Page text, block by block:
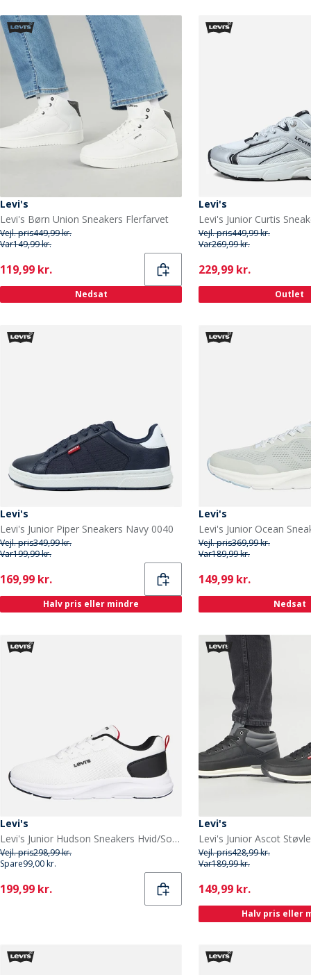
Levi's
Levi's Børn Union Sneakers Flerfarvet
Vejl. pris449,99 kr.
Var149,99 kr.
Current
119,99 kr.
Nedsat
Levi's
Vejl. pris449,99 kr.
Var269,99 kr.
Current
229,99 kr.
Outlet
Levi's
Levi's Junior Piper Sneakers Navy 0040
Vejl. pris349,99 kr.
Var199,99 kr.
Current
169,99 kr.
Halv pris eller mindre
Levi's
Vejl. pris369,99 kr.
Var189,99 kr.
Current
149,99 kr.
Nedsat
Levi's
Levi's Junior Hudson Sneakers Hvid/Sort/Rød 0239 White Black Red 0239
Vejl. pris298,99 kr.
Spare99,00 kr.
Current
199,99 kr.
Levi's
Levi's Junior Ascot
Vejl. pris428,99 kr.
Var189,99 kr.
Current
149,99 kr.
Halv pris eller